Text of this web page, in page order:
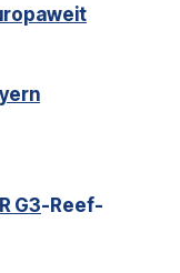
G3-Reef-